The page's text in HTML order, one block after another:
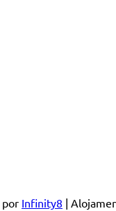
por Infinity8 |